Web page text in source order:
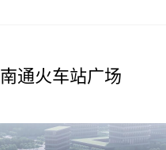
南通火车站广场